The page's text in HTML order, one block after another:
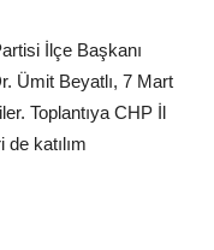
İlçe Başkanı
Ümit Beyatlı, 7 Mart
Toplantıya CHP İl
katılım